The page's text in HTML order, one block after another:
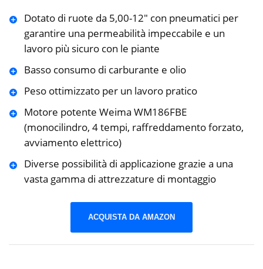
Dotato di ruote da 5,00-12″ con pneumatici per
garantire una permeabilità impeccabile e un
lavoro più sicuro con le piante
Basso consumo di carburante e olio
Peso ottimizzato per un lavoro pratico
Motore potente Weima WM186FBE
(monocilindro, 4 tempi, raffreddamento forzato,
avviamento elettrico)
Diverse possibilità di applicazione grazie a una
vasta gamma di attrezzature di montaggio
ACQUISTA DA AMAZON